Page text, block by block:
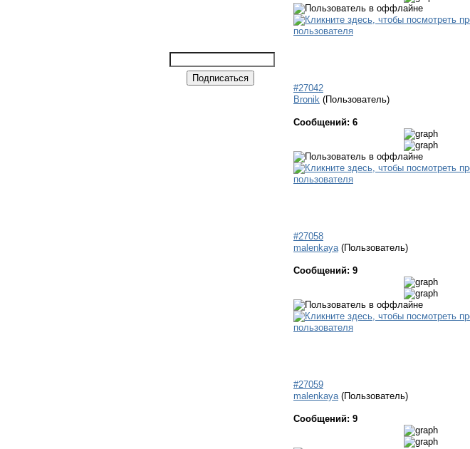
#27042
Bronik (Пользователь)
Сообщений: 6
#27058
malenkaya (Пользователь)
Сообщений: 9
#27059
malenkaya (Пользователь)
Сообщений: 9